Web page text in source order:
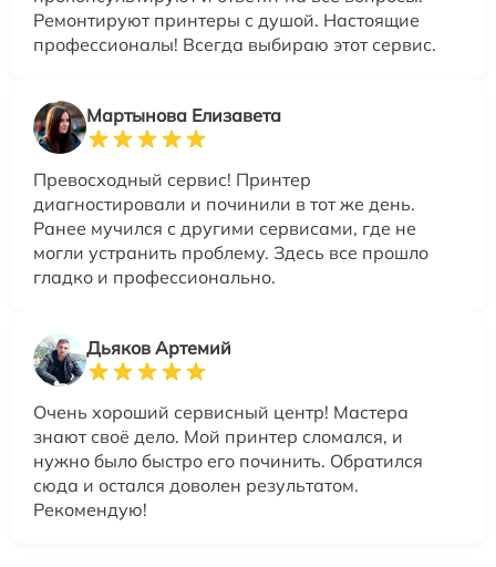
Ремонтируют принтеры с душой. Настоящие
профессионалы! Всегда выбираю этот сервис.
Мартынова Елизавета
Превосходный сервис! Принтер
диагностировали и починили в тот же день.
Ранее мучился с другими сервисами, где не
могли устранить проблему. Здесь все прошло
гладко и профессионально.
Дьяков Артемий
Очень хороший сервисный центр! Мастера
знают своё дело. Мой принтер сломался, и
нужно было быстро его починить. Обратился
сюда и остался доволен результатом.
Рекомендую!